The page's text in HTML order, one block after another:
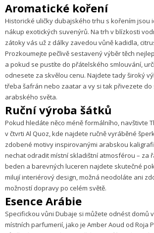
Aromatické koření
Historické uličky dubajského trhu s kořením jsou
nákup exotických suvenýrů. Na trh v blízkosti
zátoky vás už z dálky zavedou vůně kadidla,
Prozkoumejte pečlivě sestavený výběr těch
a pokud se pustíte do přátelského smlouvání,
odnesete za skvělou cenu. Najdete tady široký
třeba šafrán nebo zaatar a vy si tak přivezete
arabského světa.
Ruční výroba šátků
Pokud hledáte něco méně formálního, navštivte
v čtvrti Al Quoz, kde najdete ručně vyráběné
zdobené motivy inspirovanými arabskou
nechat odradit místní skladištní atmosférou – za
beden a barevných luceren najdete skutečné
milují interiérový design, možná neodoláte ani
možností dopravy po celém světě.
Esence Arábie
Specifickou vůni Dubaje si můžete odnést domů
místních parfumerií, jako je Amber Aoud od Roja